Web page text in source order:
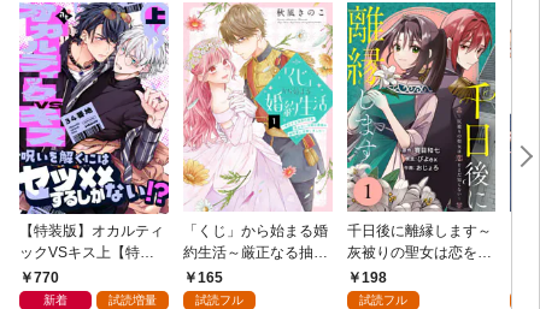
【特装版】オカルティ
ックVSキス上【特典
付き】
770
新着 試読増量
「くじ」から始まる婚
約生活～厳正なる抽選
の結果、笑わない次期
公爵様の婚約者に当選
165
試読フル
千日後に離縁します～
灰被りの聖女は恋をま
だ知らない～（1）
198
試読フル